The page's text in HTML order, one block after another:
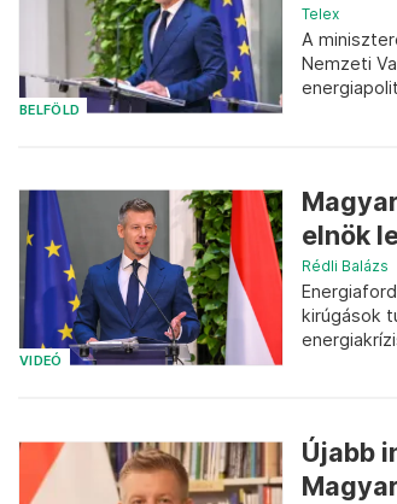
BELFÖLD
Telex
A
Nemzeti
VIDEÓ
elnök
Rédli Balázs
kirúgások
Újabb